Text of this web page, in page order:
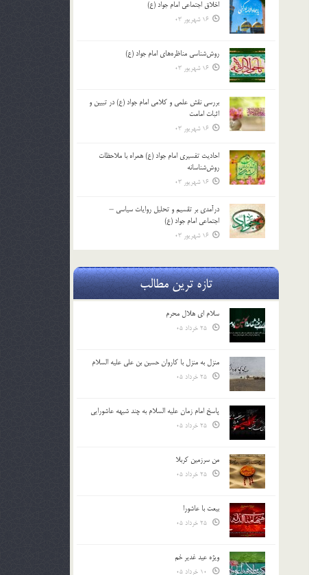
اخلاق اجتماعی امام جواد (ع)
16 شهریور 03
روش‌شناسی مناظره‌های امام جواد (ع)
16 شهریور 03
بررسی نقش علمی و کلامی امام جواد (ع) در تبیین و
اثبات امامت
16 شهریور 03
احادیث تفسیری امام جواد (ع) همراه با ملاحظات
روش‌شناسانه
16 شهریور 03
درآمدی بر تقسیم و تحلیل روایات سیاسی –
اجتماعی امام جواد (ع)
16 شهریور 03
تازه ترین مطالب
سلام ای هلال محرم
منزل به منزل با کاروان حسین بن علی علیه السلام
پاسخ امام زمان علیه السلام به چند شبهه عاشورایی
من سرزمین کربلا
بیعت با عاشورا
ویژه عید غدیر خم